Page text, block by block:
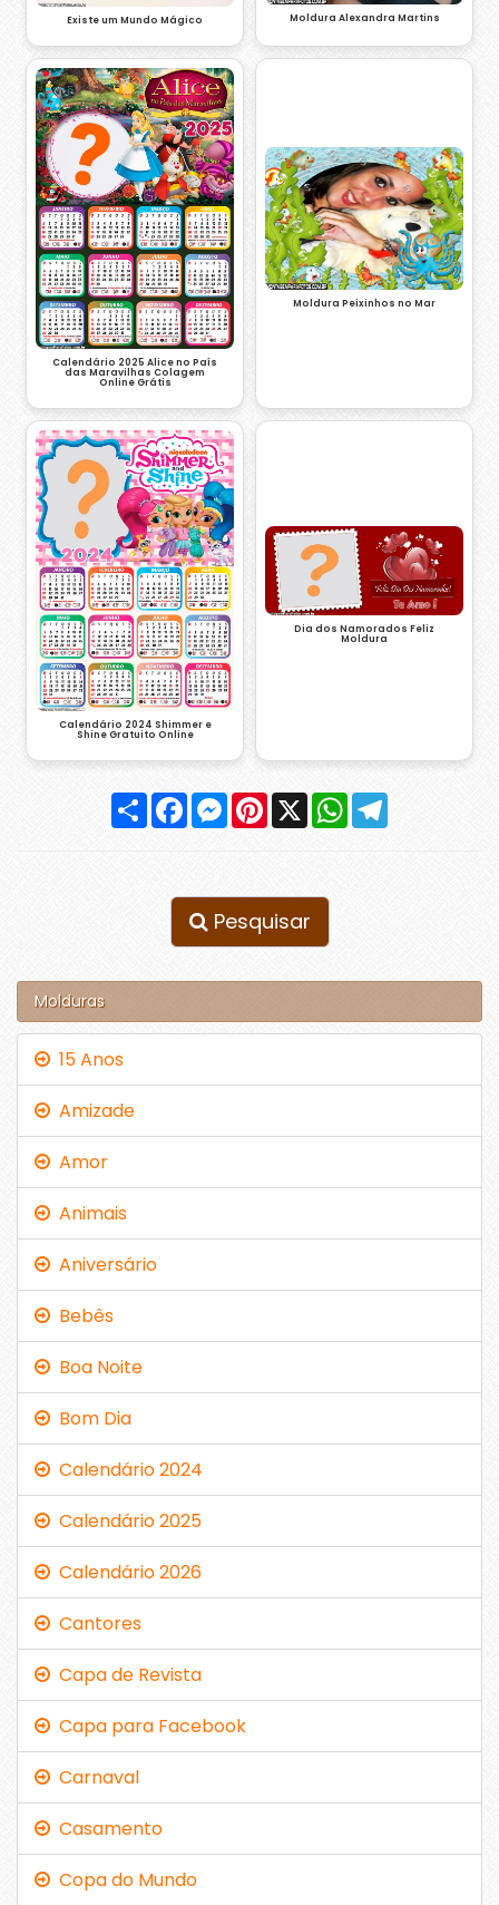
Existe um Mundo Mágico Moldura Alexandra Martins
Calendário 2025 Alice no País
das Maravilhas Colagem
Online Grátis
Moldura Peixinhos no Mar
Calendário 2024 Shimmer e
Shine Gratuito Online
Dia dos Namorados Feliz
Moldura
Compartilhar
FacebookMessenger
Pinterest
X WhatsApp
Pesquisar
Molduras
15 Anos
Amizade
Amor
Animais
Aniversário
Bebês
Boa Noite
Bom Dia
Calendário 2024
Calendário 2025
Calendário 2026
Cantores
Capa de Revista
Capa para Facebook
Carnaval
Casamento
Copa do Mundo